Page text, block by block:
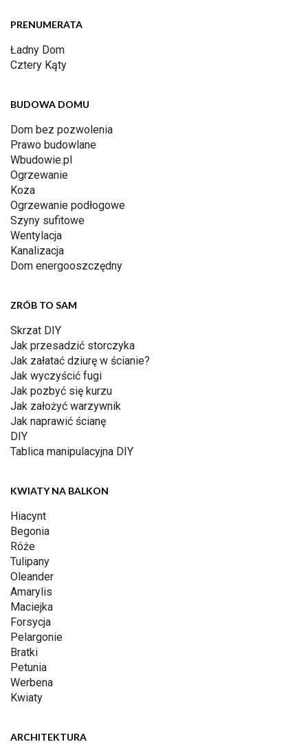
PRENUMERATA
Ładny Dom
Cztery Kąty
BUDOWA DOMU
Dom bez pozwolenia
Prawo budowlane
Wbudowie.pl
Ogrzewanie
Koza
Ogrzewanie podłogowe
Szyny sufitowe
Wentylacja
Kanalizacja
Dom energooszczędny
ZRÓB TO SAM
Skrzat DIY
Jak przesadzić storczyka
Jak załatać dziurę w ścianie?
Jak wyczyścić fugi
Jak pozbyć się kurzu
Jak założyć warzywnik
Jak naprawić ścianę
DIY
Tablica manipulacyjna DIY
KWIATY NA BALKON
Hiacynt
Begonia
Róże
Tulipany
Oleander
Amarylis
Maciejka
Forsycja
Pelargonie
Bratki
Petunia
Werbena
Kwiaty
ARCHITEKTURA